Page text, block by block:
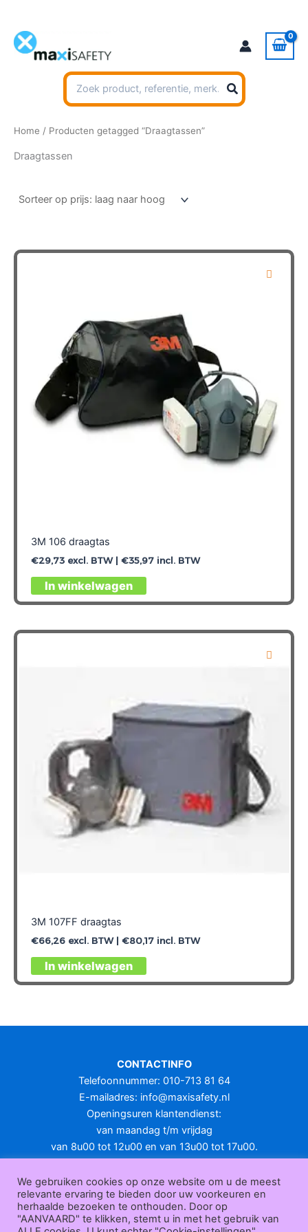
inhoud
Zoeken
naar:
Home / Producten getagged “Draagtassen”
Draagtassen
3M 106 draagtas
€29,73excl. BTW | €35,97incl. BTW
In winkelwagen
3M 107FF draagtas
€66,26excl. BTW | €80,17incl. BTW
In winkelwagen
CONTACTINFO
Telefoonnummer: 010-713 81 64
E-mailadres: info@maxisafety.nl
Openingsuren klantendienst:
van maandag t/m vrijdag
van 8u00 tot 12u00 en van 13u00 tot 17u00.
KLANTENSERVICE
Over
ons|Bedrijfsgegevens| F.A.Q.|Bestelprocedure | Betaling
ending | Retourneren|Herroepingsrecht|Herroepingsfunctie
We gebruiken cookies op onze website om u de meest
relevante ervaring te bieden door uw voorkeuren en
herhaalde bezoeken te onthouden. Door op
"AANVAARD" te klikken, stemt u in met het gebruik van